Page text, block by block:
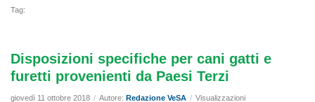
Tag:
Disposizioni specifiche per cani gatti e
furetti provenienti da Paesi Terzi
giovedì 11 ottobre 2018 / Autore: Redazione VeSA / Visualizzazioni